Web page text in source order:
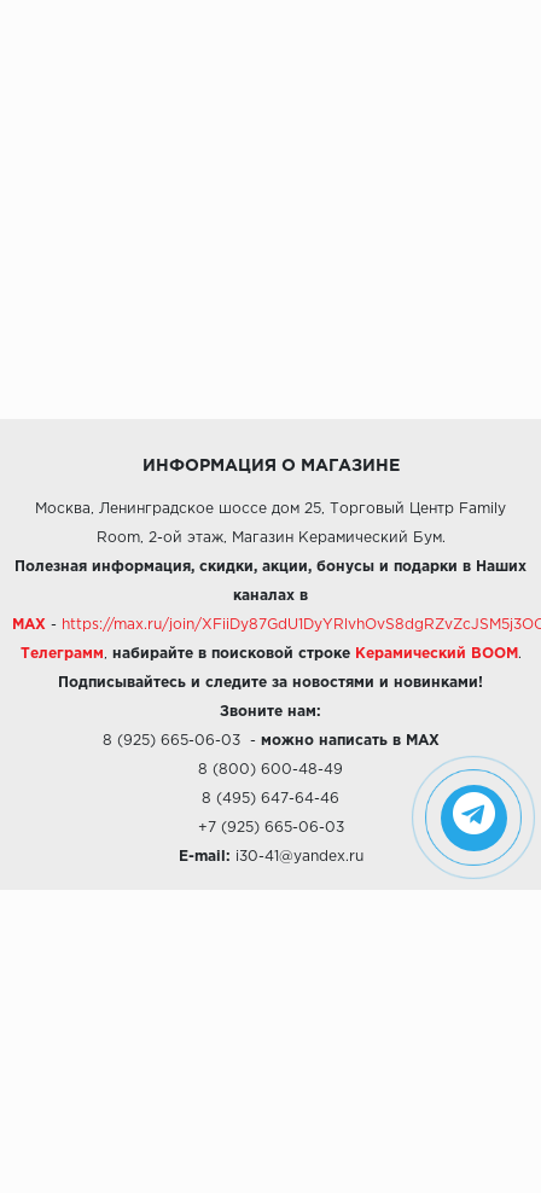
ИНФОРМАЦИЯ О МАГАЗИНЕ
Москва, Ленинградское шоссе дом 25, Торговый Центр Family
Room, 2-ой этаж, Магазин Керамический Бум.
Полезная информация, скидки, акции, бонусы и подарки в Наших
каналах в
MAX - https://max.ru/join/
Телеграмм набирайте в поисковой строке Керамический BOOM .
Подписывайтесь и следите за новостями и новинками!
Звоните нам:
8 (925) 665-06-03- можно написать в MAX
8 (800) 600-48-49
8 (495) 647-64-46
+7 (925) 665-06-03
E-mail: i30-41@yandex.ru